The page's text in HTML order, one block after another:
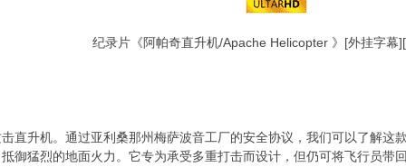
纪录片《阿帕奇直升机/Apache Helicopter 》[外挂字幕
直升机。通过亚利桑那州梅萨波音工厂的安全协议，我们可以了解这
御猛烈的地面火力。它专为承受多重打击而设计，但仍可将飞行员带